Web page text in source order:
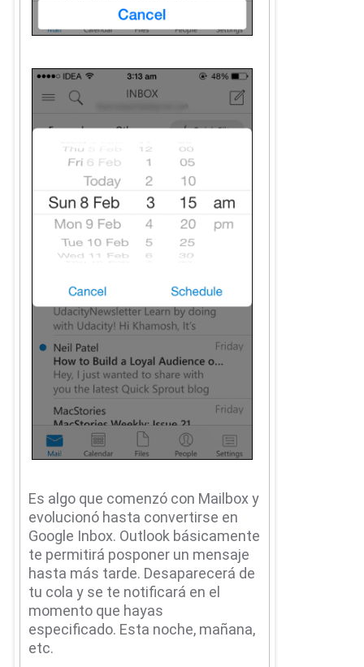
Es algo que comenzó con Mailbox y
evolucionó hasta convertirse en
Google Inbox. Outlook básicamente
te permitirá posponer un mensaje
hasta más tarde. Desaparecerá de
tu cola y se te notificará en el
momento que hayas
especificado. Esta noche, mañana,
etc.